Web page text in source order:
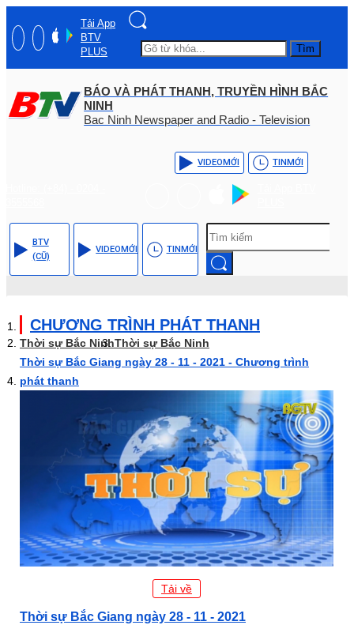
Tải App
BTV
PLUS
Tìm
BÁO VÀ PHÁT THANH, TRUYỀN HÌNH BẮC
NINH
Bac Ninh Newspaper and Radio - Television
VIDEOMỚI TINMỚI
BTV
(CŨ)
VIDEOMỚI TINMỚI
CHƯƠNG TRÌNH PHÁT THANH
Thời sự Bắc NinhThời sự Bắc Ninh
Thời sự Bắc Giang ngày 28 - 11 - 2021 - Chương trình
phát thanh
Tải về
Thời sự Bắc Giang ngày 28 - 11 - 2021